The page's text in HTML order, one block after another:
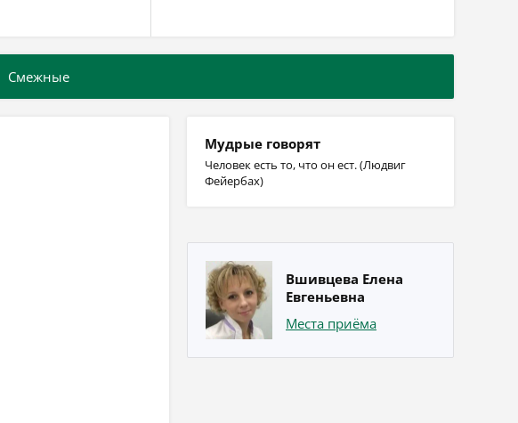
Смежные
Мудрые говорят
Человек есть то, что он ест. (Людвиг
Фейербах)
Вшивцева Елена
Евгеньевна
Места приёма